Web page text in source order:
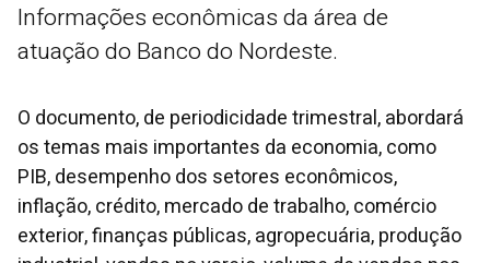
Informações econômicas da área de
atuação do Banco do Nordeste.
O documento, de periodicidade trimestral, abordará
os temas mais importantes da economia, como
PIB, desempenho dos setores econômicos,
inflação, crédito, mercado de trabalho, comércio
exterior, finanças públicas, agropecuária, produção